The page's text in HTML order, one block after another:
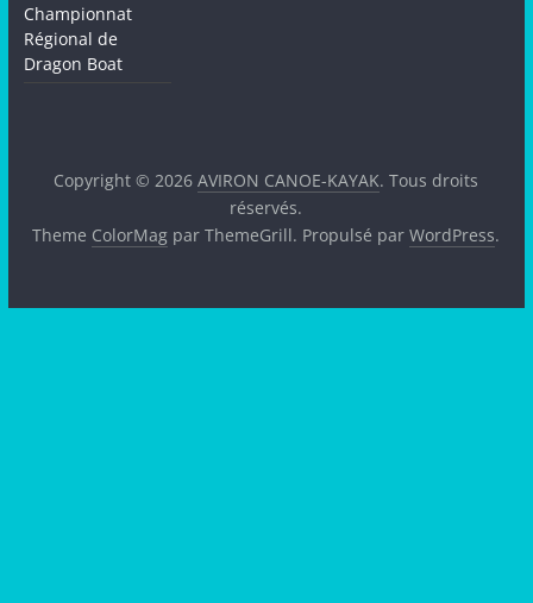
Championnat
Régional de
Dragon Boat
Copyright © 2026AVIRON CANOE-KAYAK. Tous droits
réservés.
Theme ColorMag par ThemeGrill. Propulsé parWordPress.